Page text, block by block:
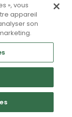
», vous
appareil
son